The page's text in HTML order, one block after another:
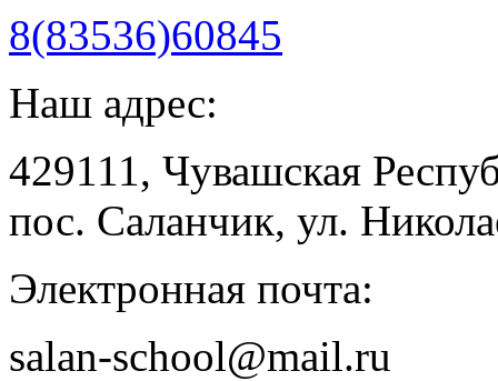
8(83536)60845
Наш адрес:
429111, Чувашская
пос. Саланчик, ул.
Электронная почта:
salan-school@mail.ru